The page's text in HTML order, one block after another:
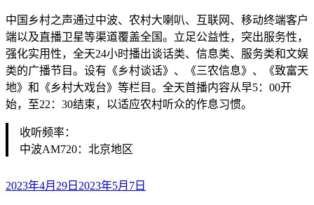
中国乡村之声通过中波、农村大喇叭、互联网、移动终端客户
端以及直播卫星等渠道覆盖全国。立足公益性，突出服务性，
强化实用性，全天24小时播出谈话类、信息类、服务类和文娱
类的广播节目。设有《乡村谈话》、《三农信息》、《致富天
地》和《乡村大戏台》等栏目。全天首播内容从早5：00开
始，至22：30结束，以适应农村听众的作息习惯。
收听频率：
中波AM720：北京地区
2023年4月29日 2023年5月7日